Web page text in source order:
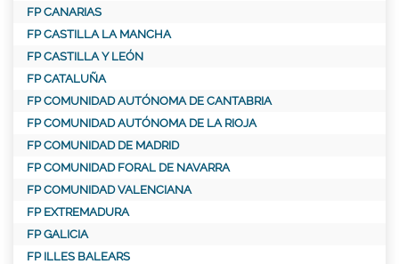
FP CANARIAS
FP CASTILLA LA MANCHA
FP CASTILLA Y LEÓN
FP CATALUÑA
FP COMUNIDAD AUTÓNOMA DE CANTABRIA
FP COMUNIDAD AUTÓNOMA DE LA RIOJA
FP COMUNIDAD DE MADRID
FP COMUNIDAD FORAL DE NAVARRA
FP COMUNIDAD VALENCIANA
FP EXTREMADURA
FP GALICIA
FP ILLES BALEARS